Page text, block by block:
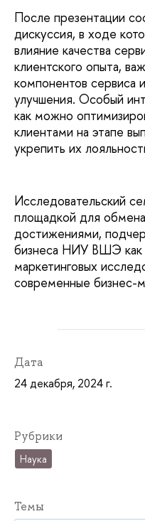
После презентации
дискуссия, в ходе
влияние качества
клиентского опыта,
компонентов сервиса
улучшения. Особый
как можно
клиентами на этапе
укрепить их
Исследовательский
площадкой для
достижениями,
бизнеса НИУ ВШЭ как
маркетинговых
современные бизнес-
Дата
24 декабря, 2024 г.
Рубрики
Наука
Темы